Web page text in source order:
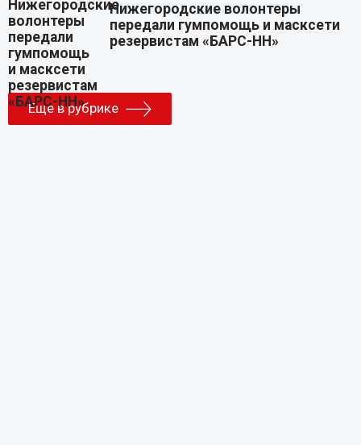
Нижегородские волонтеры
передали гумпомощь и масксети
резервистам «БАРС-НН»
Еще в рубрике